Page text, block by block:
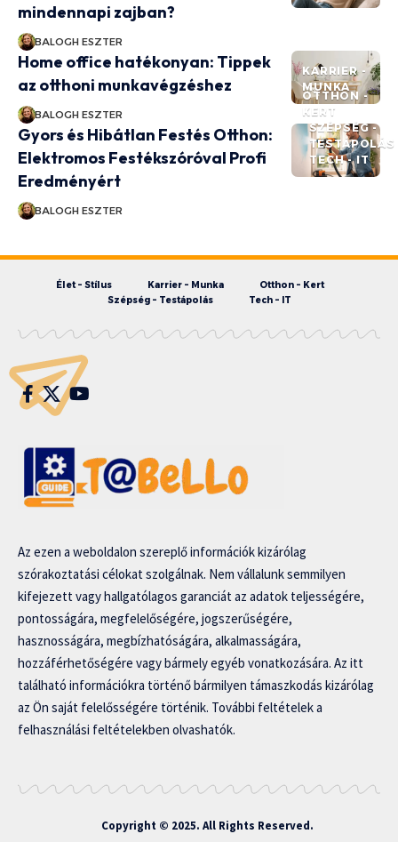
mindennapi zajban?
BALOGH ESZTER
KARRIER -
MUNKA
Home office hatékonyan: Tippek
az otthoni munkavégzéshez
BALOGH ESZTER
OTTHON -
KERT
SZÉPSÉG -
TESTÁPOLÁS
TECH - IT
Gyors és Hibátlan Festés Otthon:
Elektromos Festékszóróval Profi
Eredményért
BALOGH ESZTER
Élet – Stílus Karrier – Munka
Otthon – Kert
Szépség – Testápolás
Tech – IT
Az ezen a weboldalon szereplő információk kizárólag
szórakoztatási célokat szolgálnak. Nem vállalunk semmilyen
kifejezett vagy hallgatólagos garanciát az adatok teljességére,
pontosságára, megfelelőségére, jogszerűségére,
hasznosságára, megbízhatóságára, alkalmasságára,
hozzáférhetőségére vagy bármely egyéb vonatkozására. Az itt
található információkra történő bármilyen támaszkodás kizárólag
az Ön saját felelősségére történik. További feltételek a
felhasználási feltételekben olvashatók.
Copyright © 2025. All Rights Reserved.